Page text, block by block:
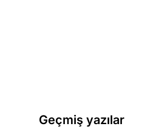
Geçmiş yazılar